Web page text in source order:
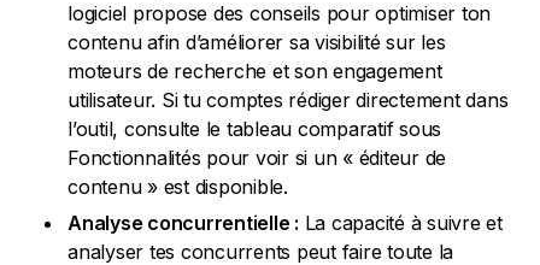
logiciel propose des conseils pour optimiser ton
contenu afin d’améliorer sa visibilité sur les
moteurs de recherche et son engagement
utilisateur. Si tu comptes rédiger directement dans
l’outil, consulte le tableau comparatif sous
Fonctionnalités pour voir si un « éditeur de
contenu » est disponible.
Analyse concurrentielle : La capacité à suivre et
analyser tes concurrents peut faire toute la